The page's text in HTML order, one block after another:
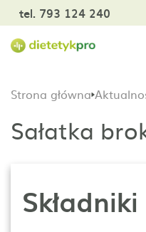
tel. 793 124 240
Strona główna
Sałatka
Składniki